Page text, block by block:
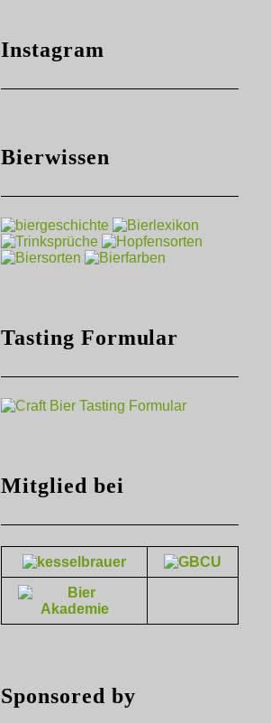
Instagram
Bierwissen
Tasting Formular
Mitglied bei
Sponsored by